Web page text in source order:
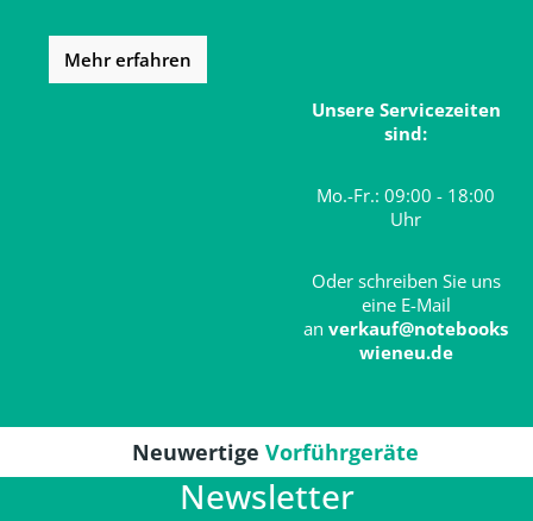
Mehr erfahren
Unsere Servicezeiten
sind:
Mo.-Fr.: 09:00 - 18:00
Uhr
Oder schreiben Sie uns
eine E-Mail
an verkauf@notebooks
wieneu.de
Neuwertige Vorführgeräte
Newsletter